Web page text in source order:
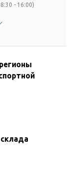
- 16:00)